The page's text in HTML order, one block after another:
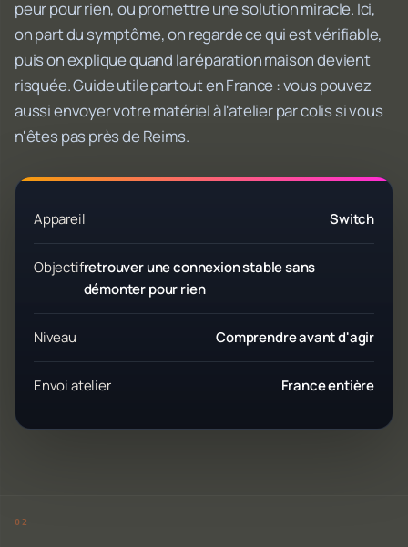
peur pour rien, ou promettre une solution miracle. Ici,
on part du symptôme, on regarde ce qui est vérifiable,
puis on explique quand la réparation maison devient
risquée. Guide utile partout en France : vous pouvez
aussi envoyer votre matériel à l'atelier par colis si vous
n'êtes pas près de Reims.
Appareil Switch
Objectifretrouver une connexion stable sans
démonter pour rien
Niveau Comprendre avant d'agir
Envoi atelier France entière